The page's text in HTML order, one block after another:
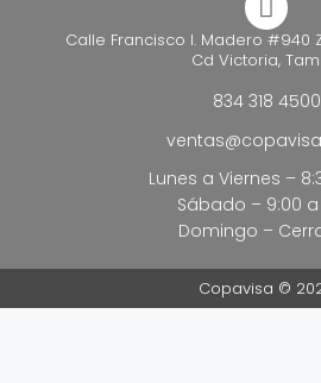
Calle Francisco I. Madero #940
Cd Victoria,
834 318 4500
Lunes a Viernes –
Sábado – 9:00 a
Domingo –
Copavisa ©